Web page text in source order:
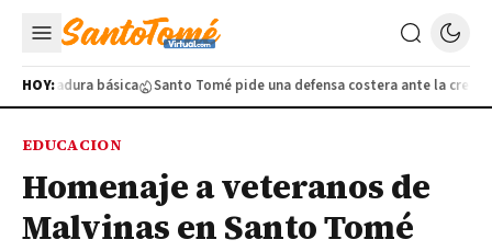
HOY:
soldadura básica Santo Tomé pide una defensa costera ante la crecida
EDUCACION
Homenaje a veteranos de
Malvinas en Santo Tomé